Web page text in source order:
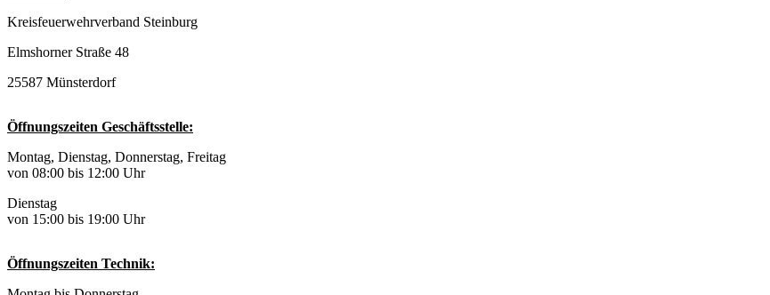
Kreisfeuerwehrverband Steinburg
Elmshorner Straße 48
25587 Münsterdorf
Öffnungszeiten Geschäftsstelle:
Montag, Dienstag, Donnerstag, Freitag
von 08:00 bis 12:00 Uhr
Dienstag
von 15:00 bis 19:00 Uhr
Öffnungszeiten Technik: